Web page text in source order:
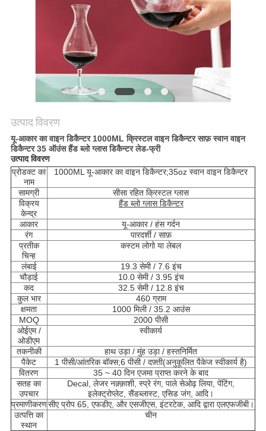
उत्पाद विवरण
यू-आकार का वाइन डिकैन्टर 1000ML क्रिस्टल वाइन डिकैन्टर साफ़ स्वान वाइन
डिकैन्टर 35 ऑउंस हैंड ब्लो ग्लास डिकैन्टर लेड-फ्री
उत्पाद विवरण
प्रोडक्ट का
नाम
1000ML यू-आकार का वाइन डिकैन्टर;35oz स्वान वाइन डिकैन्टर
सामग्री
सीसा रहित क्रिस्टल ग्लास
विक्रय
केन्द्र
हैंड ब्लो ग्लास डिकैन्टर
आकार
यू-आकार / हंस गर्दन
रंग
पारदर्शी / साफ़
प्रतीक
चिन्ह
कस्टम लोगो या लेबल
लंबाई
19.3 सेमी / 7.6 इंच
चौड़ाई
10.0 सेमी / 3.95 इंच
कद
32.5 सेमी / 12.8 इंच
कुल भार
460 ग्राम
क्षमता
1000 मिली / 35.2 आउंस
MOQ
2000 पीसी
ओईएम /
ओडीएम
स्वीकार्य
तकनीकी
हाथ उड़ा / मुंह उड़ा / हस्तनिर्मित
पैकेट
1 पीसी/आंतरिक बॉक्स;6 पीसी / दफ़्ती(अनुकूलित पैकेज स्वीकार्य है)
वितरण
35 ~ 40 दिन एजमा प्राप्त करने के बाद
सतह का
उपचार
Decal, लेजर नक़्क़ाशी, स्प्रे रंग, पाले सेओढ़ लिया, पेंटिंग,
इलेक्ट्रोप्लेट, सैंडब्लास्ट, एसिड जंग, आदि।
प्रमाणीकरणसीए प्रोप 65, एफडीए, और एसजीएस, इंटरटेक, आदि द्वारा एलएफजीबी।
उत्पत्ति का
स्थान
चीन